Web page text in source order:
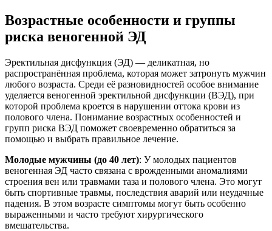
Возрастные особенности и группы
риска веногенной ЭД
Эректильная дисфункция (ЭД) — деликатная, но
распространённая проблема, которая может затронуть мужчин
любого возраста. Среди её разновидностей особое внимание
уделяется веногенной эректильной дисфункции (ВЭД), при
которой проблема кроется в нарушении оттока крови из
полового члена. Понимание возрастных особенностей и
групп риска ВЭД поможет своевременно обратиться за
помощью и выбрать правильное лечение.
Молодые мужчины (до 40 лет): У молодых пациентов
веногенная ЭД часто связана с врожденными аномалиями
строения вен или травмами таза и полового члена. Это могут
быть спортивные травмы, последствия аварий или неудачные
падения. В этом возрасте симптомы могут быть особенно
выраженными и часто требуют хирургического
вмешательства.